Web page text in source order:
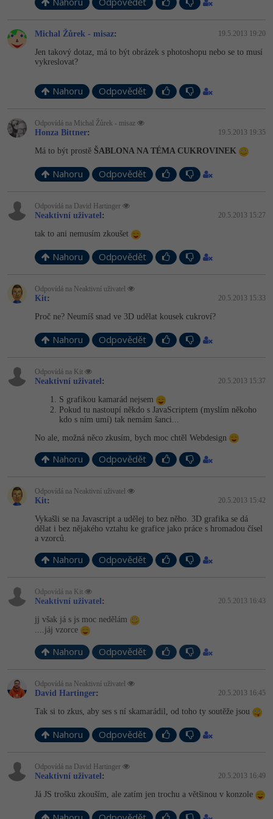
Nahoru Odpovědět
Michal Žůrek - misaz: 19.5.2013 19:20
Jen takový dotaz, má to být obrázek s photoshopu nebo se to musí
vykreslovat?
Nahoru Odpovědět
Odpovídá na Michal Žůrek - misaz
Honza Bittner: 19.5.2013 19:35
Má to být prostě ŠABLONA NA TÉMA CUKROVINEK
Nahoru Odpovědět
Odpovídá na David Hartinger
Neaktivní uživatel : 20.5.2013 15:27
tak to ani nemusím zkoušet
Nahoru Odpovědět
Odpovídá na Neaktivní uživatel
Kit: 20.5.2013 15:33
Proč ne? Neumíš snad ve 3D udělat kousek cukroví?
Nahoru Odpovědět
Odpovídá na Kit
Neaktivní uživatel : 20.5.2013 15:37
S grafikou kamarád nejsem
Pokud tu nastoupí někdo s JavaScriptem (myslím někoho
kdo s ním umí) tak nemám šanci...
No ale, možná něco zkusím, bych moc chtěl Webdesign
Nahoru Odpovědět
Odpovídá na Neaktivní uživatel
Kit: 20.5.2013 15:42
Vykašli se na Javascript a udělej to bez něho. 3D grafika se dá
dělat i bez nějakého vztahu ke grafice jako práce s hromadou čísel
a vzorců.
Nahoru Odpovědět
Odpovídá na Kit
Neaktivní uživatel: 20.5.2013 16:43
jj však já s js moc nedělám
....jáj vzorce
Nahoru Odpovědět
Odpovídá na Neaktivní uživatel
David Hartinger: 20.5.2013 16:45
Tak si to zkus, aby ses s ní skamarádil, od toho ty soutěže jsou
Nahoru Odpovědět
Odpovídá na David Hartinger
Neaktivní uživatel : 20.5.2013 16:49
Já JS trošku zkouším, ale zatím jen trochu a většinou v konzole